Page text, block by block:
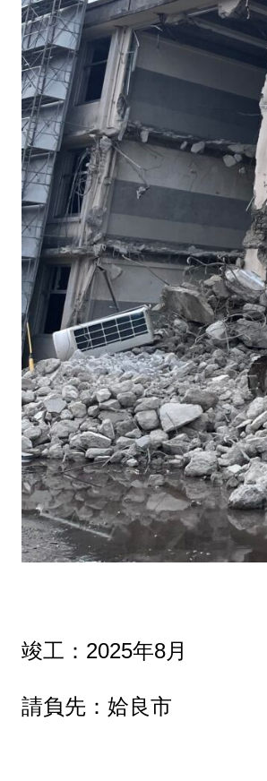
竣工：2025年8月
請負先：姶良市